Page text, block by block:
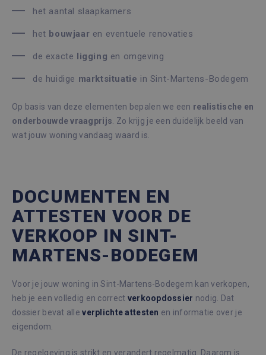
het aantal slaapkamers
het bouwjaar en eventuele renovaties
de exacte ligging en omgeving
de huidige marktsituatie in Sint-Martens-Bodegem
Op basis van deze elementen bepalen we een realistische en
onderbouwde vraagprijs . Zo krijg je een duidelijk beeld van
wat jouw woning vandaag waard is.
DOCUMENTEN EN
ATTESTEN VOOR DE
VERKOOP IN SINT-
MARTENS-BODEGEM
Voor je jouw woning in Sint-Martens-Bodegem kan verkopen,
heb je een volledig en correct verkoopdossier nodig. Dat
dossier bevat alleverplichte attesten en informatie over je
eigendom.
De regelgeving is strikt en verandert regelmatig. Daarom is